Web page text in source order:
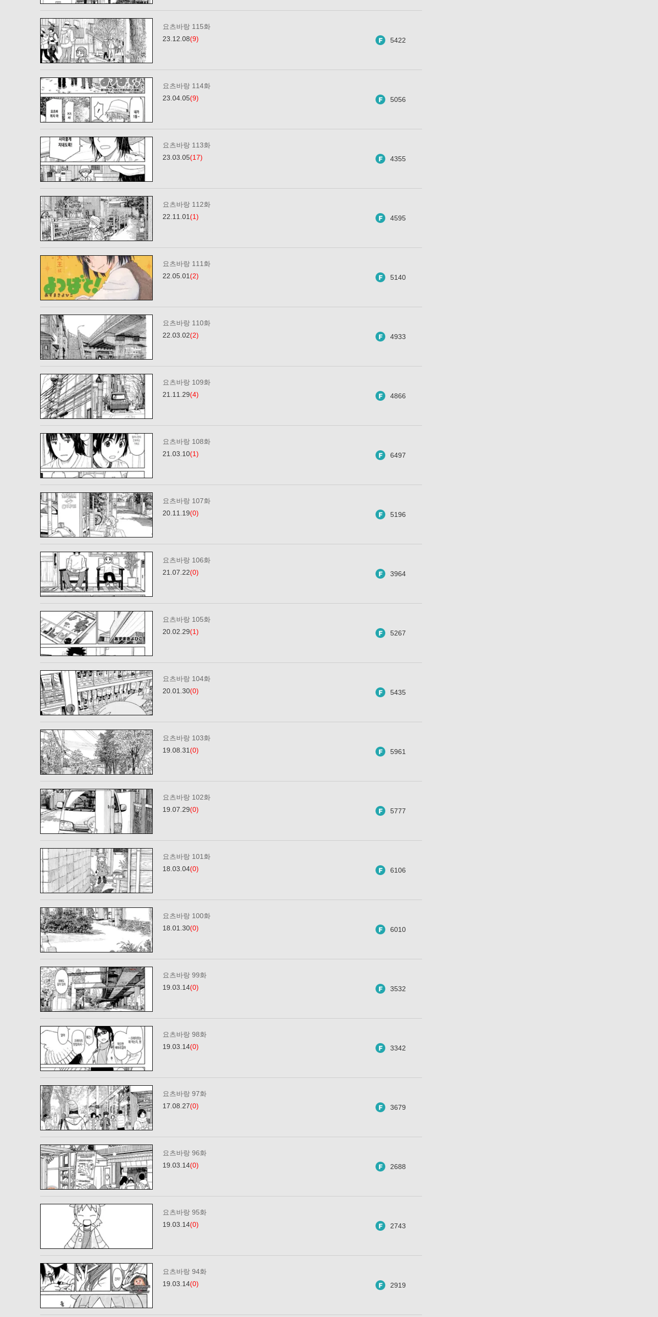
요츠바랑 115화
23.12.08(9) 5422
요츠바랑 114화
23.04.05(9) 5056
요츠바랑 113화
23.03.05(17) 4355
요츠바랑 112화
22.11.01(1) 4595
요츠바랑 111화
22.05.01(2) 5140
요츠바랑 110화
22.03.02(2) 4933
요츠바랑 109화
21.11.29(4) 4866
요츠바랑 108화
21.03.10(1) 6497
요츠바랑 107화
20.11.19(0) 5196
요츠바랑 106화
21.07.22(0) 3964
요츠바랑 105화
20.02.29(1) 5267
요츠바랑 104화
20.01.30(0) 5435
요츠바랑 103화
19.08.31(0) 5961
요츠바랑 102화
19.07.29(0) 5777
요츠바랑 101화
18.03.04(0) 6106
요츠바랑 100화
18.01.30(0) 6010
요츠바랑 99화
19.03.14(0) 3532
요츠바랑 98화
19.03.14(0) 3342
요츠바랑 97화
17.08.27(0) 3679
요츠바랑 96화
19.03.14(0) 2688
요츠바랑 95화
19.03.14(0) 2743
요츠바랑 94화
19.03.14(0) 2919